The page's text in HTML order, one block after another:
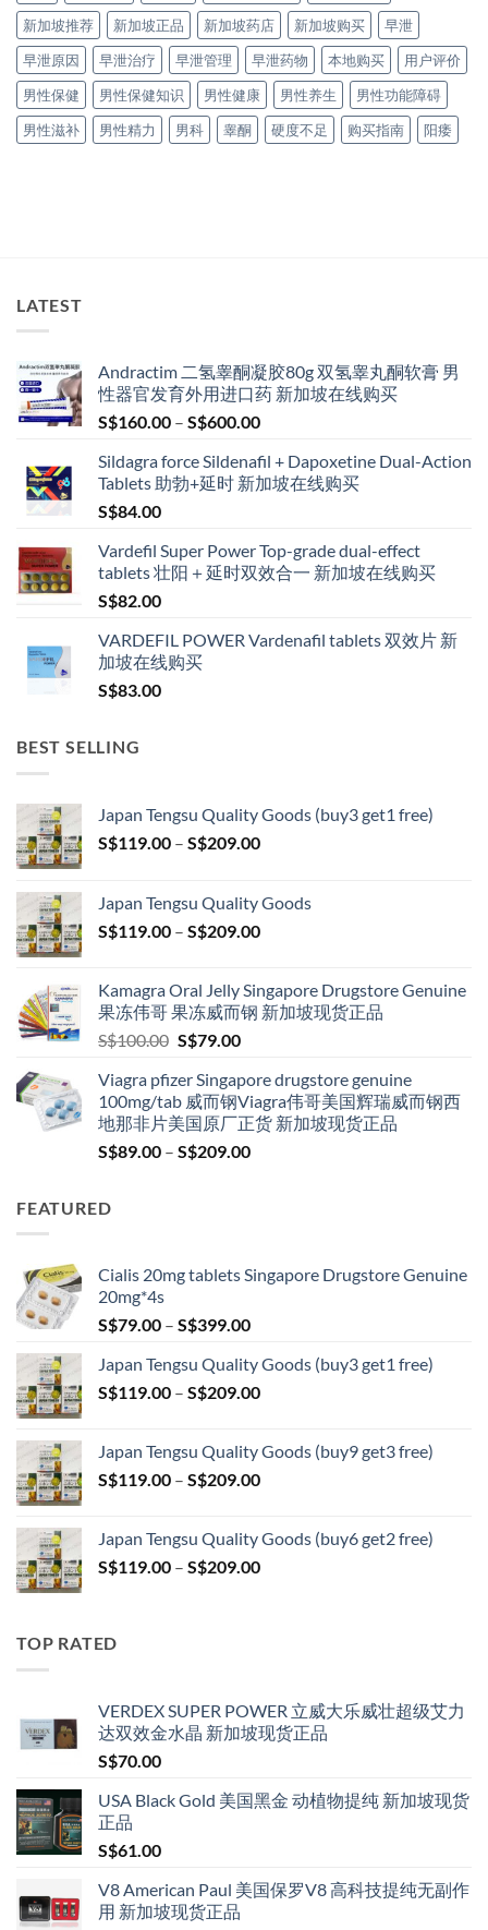
新加坡推荐
新加坡正品 新加坡药店 新加坡购买
早泄
早泄原因
早泄治疗 早泄管理 早泄药物 本地购买
用户评价
男性保健
男性保健知识 男性健康 男性养生
男性功能障碍
男性滋补
男性精力 男科 睾酮 硬度不足 购买指南 阳痿
LATEST
Andractim 二氢睾酮凝胶80g 双氢睾丸酮软膏 男
性器官发育外用进口药 新加坡在线购买
S$160.00 – S$600.00Price
S$160.00
through
Sildagra force Sildenafil + Dapoxetine Dual-Action
Tablets 助勃+延时 新加坡在线购买
S$84.00
Vardefil Super Power Top-grade dual-effect
tablets 壮阳＋延时双效合一 新加坡在线购买
S$82.00
VARDEFIL POWER Vardenafil tablets 双效片 新
加坡在线购买
S$83.00
BEST SELLING
Japan Tengsu Quality Goods (buy3 get1 free)
S$119.00 – S$209.00Price
through
S$209.00
Japan Tengsu Quality Goods
S$119.00 – S$209.00Price
through
S$209.00
Kamagra Oral Jelly Singapore Drugstore Genuine
果冻伟哥 果冻威而钢 新加坡现货正品
S$100.00 Original
was:
S$100.00.
S$79.00Current
is:
S$79.00.
Viagra pfizer Singapore drugstore genuine
100mg/tab 威而钢Viagra伟哥美国辉瑞威而钢西
地那非片美国原厂正货 新加坡现货正品
S$89.00 – S$209.00Price
FEATURED
Cialis 20mg tablets Singapore Drugstore Genuine
20mg*4s
S$79.00 – S$399.00Price
S$79.00
through
Japan Tengsu Quality Goods (buy3 get1 free)
S$119.00 – S$209.00Price
through
S$209.00
Japan Tengsu Quality Goods (buy9 get3 free)
S$119.00 – S$209.00Price
through
S$209.00
Japan Tengsu Quality Goods (buy6 get2 free)
S$119.00 – S$209.00Price
TOP RATED
VERDEX SUPER POWER 立威大乐威壮超级艾力
达双效金水晶 新加坡现货正品
S$70.00
USA Black Gold 美国黑金 动植物提纯 新加坡现货
正品
S$61.00
V8 American Paul 美国保罗V8 高科技提纯无副作
用 新加坡现货正品